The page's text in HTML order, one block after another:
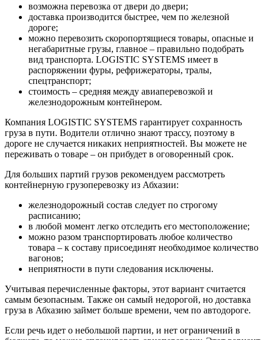
возможна перевозка от двери до двери;
доставка производится быстрее, чем по железной
дороге;
можно перевозить скоропортящиеся товары, опасные и
негабаритные грузы, главное – правильно подобрать
вид транспорта. LOGISTIC SYSTEMS имеет в
распоряжении фуры, рефрижераторы, тралы,
спецтранспорт;
стоимость – средняя между авиаперевозкой и
железнодорожным контейнером.
Компания LOGISTIC SYSTEMS гарантирует сохранность
груза в пути. Водители отлично знают трассу, поэтому в
дороге не случается никаких неприятностей. Вы можете не
переживать о товаре – он прибудет в оговоренный срок.
Для больших партий грузов рекомендуем рассмотреть
контейнерную грузоперевозку из Абхазии:
железнодорожный состав следует по строгому
расписанию;
в любой момент легко отследить его местоположение;
можно разом транспортировать любое количество
товара – к составу присоединят необходимое количество
вагонов;
неприятности в пути следования исключены.
Учитывая перечисленные факторы, этот вариант считается
самым безопасным. Также он самый недорогой, но доставка
груза в Абхазию займет больше времени, чем по автодороге.
Если речь идет о небольшой партии, и нет ограничений в